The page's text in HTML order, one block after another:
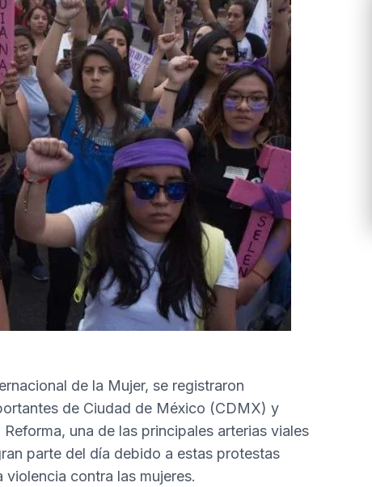
de la Mujer, se registraron
de Ciudad de México (CDMX) y
una de las principales arterias viales
parte del día debido a estas protestas
contra las mujeres.